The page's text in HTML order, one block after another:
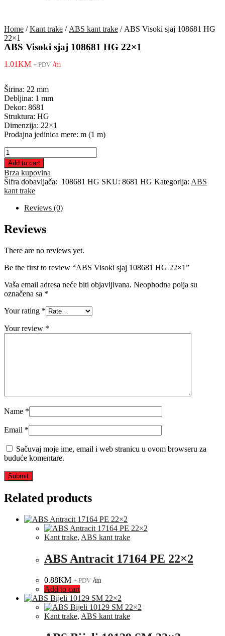
Home /Kant trake / ABS kant trake / ABS Visoki sjaj 108681 HG
22×1
ABS Visoki sjaj 108681 HG 22×1
1.01KM + PDV /m
Širina: 22 mm
Debljina: 1 mm
Dekor: 8681
Struktura: HG
Dimenzija: 22×1
Prodajna jedinica mere: m (1 m)
ABS
Visoki
sjaj
108681
HG
22x1
quantity
Add to cart
Brza kupovina
Šifra dobavljača: 108681 HG SKU: 8681 HG Kategorija: ABS
kant trake
Reviews (0)
Reviews
There are no reviews yet.
Be the first to review “ABS Visoki sjaj 108681 HG 22×1”
Vaša email adresa neće biti objavljivana. Neophodna polja su
označena sa *
Your rating *
Your review *
Name *
Email *
Sačuvaj moje ime, email i web stranicu u ovom browseru za
buduće komentare.
Related products
Kant trake, ABS kant trake
ABS Antracit 17164 PE 22×2
0.88KM + PDV /m
Add to cart
Kant trake, ABS kant trake